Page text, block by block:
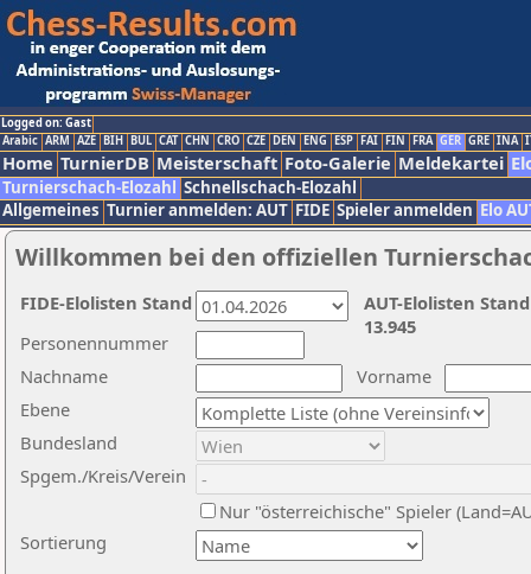
Logged on: Gast
Arabic ARM AZE BIH BUL CAT CHN CRO CZE DEN ENG ESP FAI FIN FRA GER GRE INA
Home TurnierDB Meisterschaft Foto-Galerie Meldekartei
Turnierschach-Elozahl Schnellschach-Elozahl
Allgemeines Turnier anmelden: AUT FIDE Spieler anmelden Elo
Willkommen bei den offiziellen
Nachname
Vorname
Ebene
Sortierung
Personennummer
Bundesland
Spgem./Kreis/Verein
Nur "österreichische" Spieler
AUT-Elolisten
13.945
FIDE-Elolisten Stand